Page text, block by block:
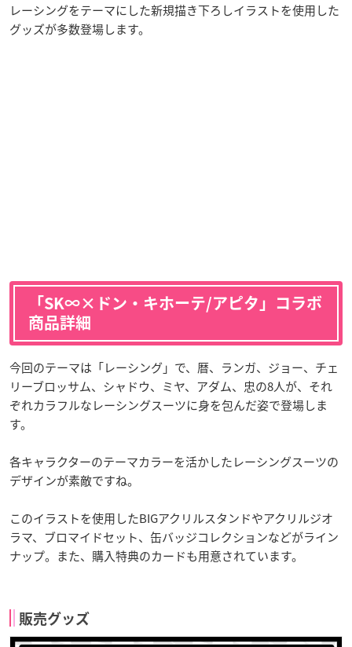
レーシングをテーマにした新規描き下ろしイラストを使用した
グッズが多数登場します。
「SK∞×ドン・キホーテ/アピタ」コラボ
商品詳細
今回のテーマは「レーシング」で、暦、ランガ、ジョー、チェ
リーブロッサム、シャドウ、ミヤ、アダム、忠の8人が、それ
ぞれカラフルなレーシングスーツに身を包んだ姿で登場しま
す。
各キャラクターのテーマカラーを活かしたレーシングスーツの
デザインが素敵ですね。
このイラストを使用したBIGアクリルスタンドやアクリルジオ
ラマ、ブロマイドセット、缶バッジコレクションなどがライン
ナップ。また、購入特典のカードも用意されています。
販売グッズ